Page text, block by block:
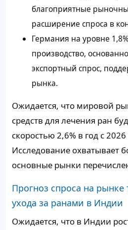
благоприятные
расширение спроса в
Германия на уровне
производство,
экспортный спрос,
рынка.
Ожидается, что мировой
средств для лечения ран
скоростью 2,6% в год с
Исследование охватывает
основные рынки
Прогноз спроса на рынке
ухода за ранами в Индии
Ожидается, что в Индии